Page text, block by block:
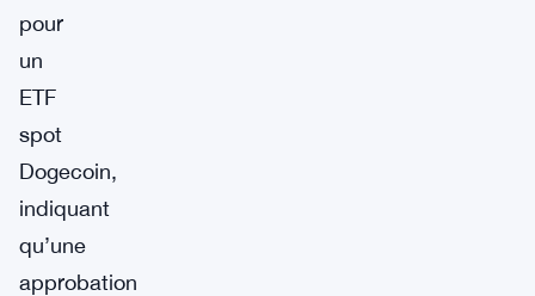
pour
un
ETF
spot
Dogecoin,
indiquant
qu’une
approbation